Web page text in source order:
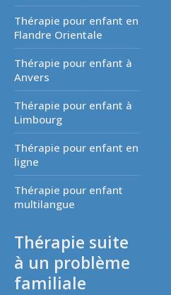
Thérapie pour enfant en
Flandre Orientale
Thérapie pour enfant à
Anvers
Thérapie pour enfant à
Limbourg
Thérapie pour enfant en
ligne
Thérapie pour enfant
multilangue
Thérapie suite
à un problème
familiale